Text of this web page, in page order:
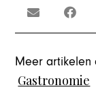
Meer artikelen
Gastronomie